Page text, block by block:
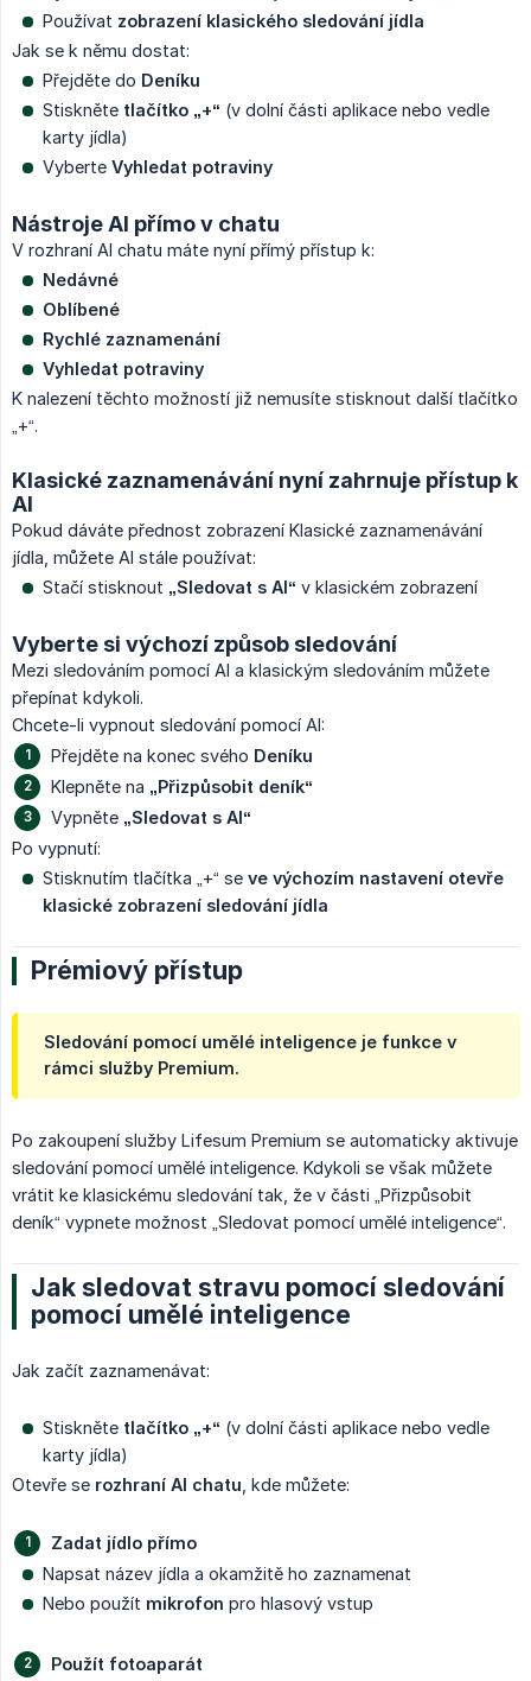
Používat zobrazení klasického sledování jídla
Jak se k němu dostat:
Přejděte do Deníku
Stiskněte tlačítko „+“ (v dolní části aplikace nebo vedle
karty jídla)
Vyberte Vyhledat potraviny
Nástroje AI přímo v chatu
V rozhraní AI chatu máte nyní přímý přístup k:
Nedávné
Oblíbené
Rychlé zaznamenání
Vyhledat potraviny
K nalezení těchto možností již nemusíte stisknout další tlačítko
„+“.
Klasické zaznamenávání nyní zahrnuje přístup k
AI
Pokud dáváte přednost zobrazení Klasické zaznamenávání
jídla, můžete AI stále používat:
Stačí stisknout „Sledovat s AI“ v klasickém zobrazení
Vyberte si výchozí způsob sledování
Mezi sledováním pomocí AI a klasickým sledováním můžete
přepínat kdykoli.
Chcete-li vypnout sledování pomocí AI:
Přejděte na konec svého Deníku
Klepněte na „Přizpůsobit deník“
Vypněte „Sledovat s AI“
Po vypnutí:
Stisknutím tlačítka „+“ se ve výchozím nastavení otevře
klasické zobrazení sledování jídla
Prémiový přístup
Sledování pomocí umělé inteligence je funkce v
rámci služby Premium.
Po zakoupení služby Lifesum Premium se automaticky aktivuje
sledování pomocí umělé inteligence. Kdykoli se však můžete
vrátit ke klasickému sledování tak, že v části „Přizpůsobit
deník“ vypnete možnost „Sledovat pomocí umělé inteligence“.
Jak sledovat stravu pomocí sledování
pomocí umělé inteligence
Jak začít zaznamenávat:
Stiskněte tlačítko „+“ (v dolní části aplikace nebo vedle
karty jídla)
Otevře se rozhraní AI chatu , kde můžete:
Zadat jídlo přímo
Napsat název jídla a okamžitě ho zaznamenat
Nebo použít mikrofon pro hlasový vstup
Použít fotoaparát